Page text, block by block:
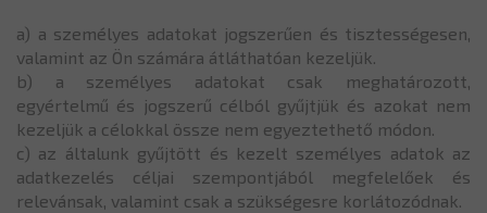
a) a személyes adatokat jogszerűen és tisztességesen,
valamint az Ön számára átláthatóan kezeljük.
b) a személyes adatokat csak meghatározott,
egyértelmű és jogszerű célból gyűjtjük és azokat nem
kezeljük a célokkal össze nem egyeztethető módon.
c) az általunk gyűjtött és kezelt személyes adatok az
adatkezelés céljai szempontjából megfelelőek és
relevánsak, valamint csak a szükségesre korlátozódnak.